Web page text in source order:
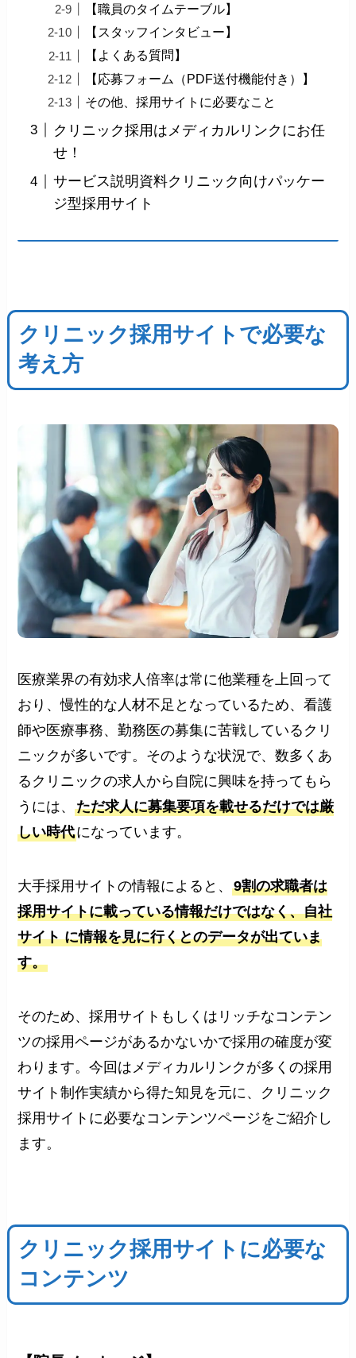
【職員のタイムテーブル】
【スタッフインタビュー】
【よくある質問】
【応募フォーム（PDF送付機能付き）】
その他、採用サイトに必要なこと
クリニック採用はメディカルリンクにお任
せ！
サービス説明資料クリニック向けパッケー
ジ型採用サイト
クリニック採用サイトで必要な
考え方
医療業界の有効求人倍率は常に他業種を上回って
おり、慢性的な人材不足となっているため、看護
師や医療事務、勤務医の募集に苦戦しているクリ
ニックが多いです。そのような状況で、数多くあ
るクリニックの求人から自院に興味を持ってもら
うには、ただ求人に募集要項を載せるだけでは厳
しい時代になっています。
大手採用サイトの情報によると、9割の求職者は
採用サイトに載っている情報だけではなく、自社
サイト に情報を見に行くとのデータが出ていま
す。
そのため、採用サイトもしくはリッチなコンテン
ツの採用ページがあるかないかで採用の確度が変
わります。今回はメディカルリンクが多くの採用
サイト制作実績から得た知見を元に、クリニック
採用サイトに必要なコンテンツページをご紹介し
ます。
クリニック採用サイトに必要な
コンテンツ